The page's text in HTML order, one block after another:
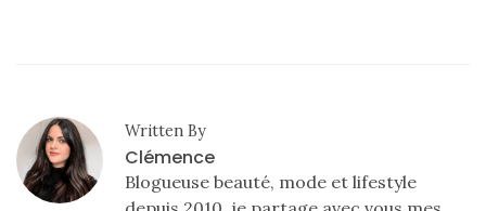
Written By
Clémence
Blogueuse beauté, mode et lifestyle